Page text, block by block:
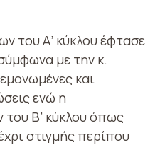
του Α’ κύκλου έφτασε
με την κ.
και
ενώ η
Β’ κύκλου όπως
στιγμής περίπου